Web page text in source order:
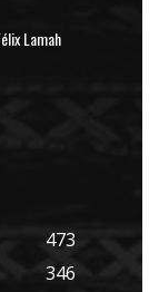
Lamah
473
346